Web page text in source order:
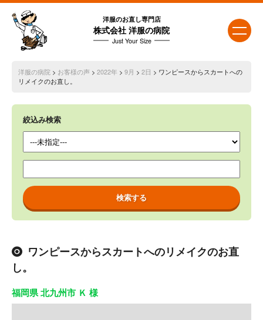
洋服のお直し専門店
株式会社 洋服の病院
Just Your Size
洋服の病院 > お客様の声> 2022年 > 9月 > 2日 > ワンピースからスカートへの
リメイクのお直し。
絞込み検索
ワンピースからスカートへのリメイクのお直
し。
福岡県 北九州市 Ｋ 様